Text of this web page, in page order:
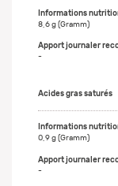
8,6 g (Gramm)
-
Acides gras saturés
0,9 g (Gramm)
-